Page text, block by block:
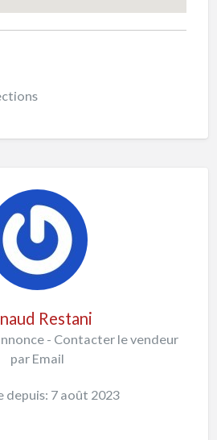
Restani
- Contacter le vendeur
par Email
depuis: 7 août 2023